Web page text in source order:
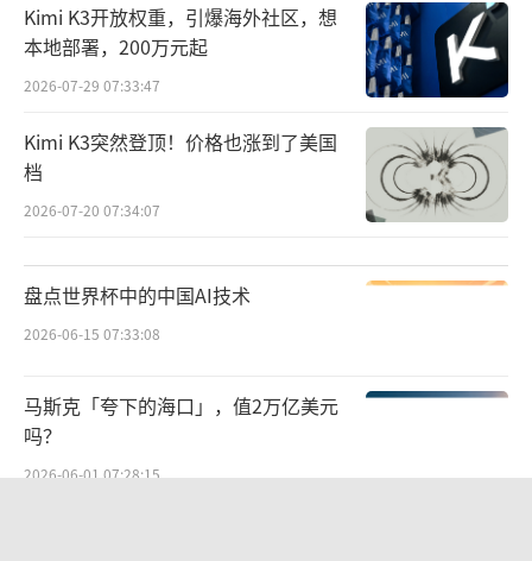
Kimi K3开放权重，引爆海外社区，想
本地部署，200万元起
2026-07-29 07:33:47
Kimi K3突然登顶！价格也涨到了美国
档
2026-07-20 07:34:07
盘点世界杯中的中国AI技术
2026-06-15 07:33:08
马斯克「夸下的海口」，值2万亿美元
吗？
2026-06-01 07:28:15